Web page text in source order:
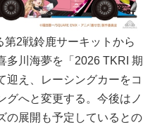
2戦鈴鹿サーキットから
多川海夢を「2026 TKRI 期
迎え、レーシングカーをコ
グへと変更する。今後はノ
の展開も予定しているとの